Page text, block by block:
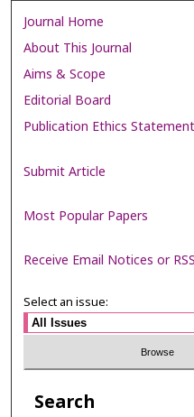
Journal Home
About This Journal
Aims & Scope
Editorial Board
Publication Ethics Statement
Submit Article
Most Popular Papers
Receive Email Notices or RSS
Select an issue:
Search